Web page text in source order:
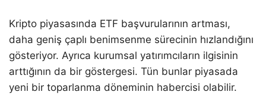
Kripto piyasasında ETF başvurularının artması,
daha geniş çaplı benimsenme sürecinin hızlandığını
gösteriyor. Ayrıca kurumsal yatırımcıların ilgisinin
arttığının da bir göstergesi. Tün bunlar piyasada
yeni bir toparlanma döneminin habercisi olabilir.